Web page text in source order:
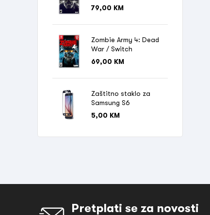
79,00 KM
Zombie Army 4: Dead
War / Switch
69,00 KM
Zaštitno staklo za
Samsung S6
5,00 KM
Pretplati se za novosti